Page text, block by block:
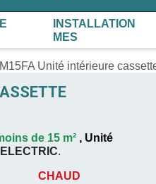
INSTALLATION
MES
Unité intérieure
de 15 m², Unité
.
CHAUD